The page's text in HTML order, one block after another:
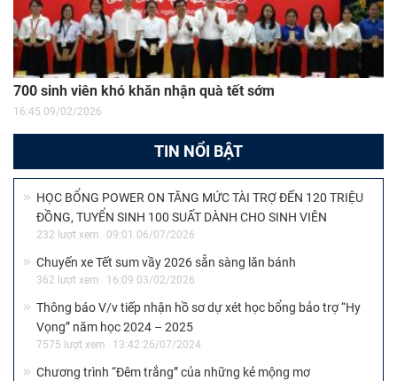
700 sinh viên khó khăn nhận quà tết sớm
16:45 09/02/2026
TIN NỔI BẬT
HỌC BỔNG POWER ON TĂNG MỨC TÀI TRỢ ĐẾN 120 TRIỆU
ĐỒNG, TUYỂN SINH 100 SUẤT DÀNH CHO SINH VIÊN
232 lượt xem 09:01 06/07/2026
Chuyến xe Tết sum vầy 2026 sẵn sàng lăn bánh
362 lượt xem 16:09 03/02/2026
Thông báo V/v tiếp nhận hồ sơ dự xét học bổng bảo trợ “Hy
Vọng” năm học 2024 – 2025
7575 lượt xem 13:42 26/07/2024
Chương trình “Đêm trắng” của những kẻ mộng mơ